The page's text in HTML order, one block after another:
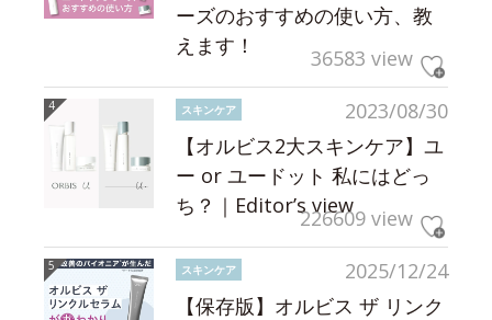
ーズのおすすめの使い方、教
えます！
36583 view
2023/08/30
スキンケア
【オルビス2大スキンケア】ユ
ー or ユードット 私にはどっ
ち？｜Editor’s view226609 view
2025/12/24
スキンケア
【保存版】オルビス ザ リンク